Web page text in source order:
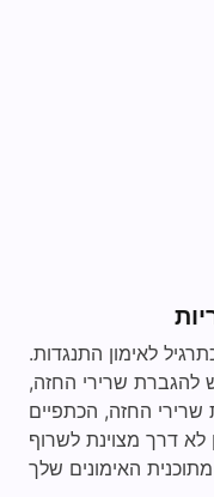
לאימון התנגדות.
להגברת שרירי החזה,
שרירי החזה, הכתפיים
דרך מצוינת לשרוף